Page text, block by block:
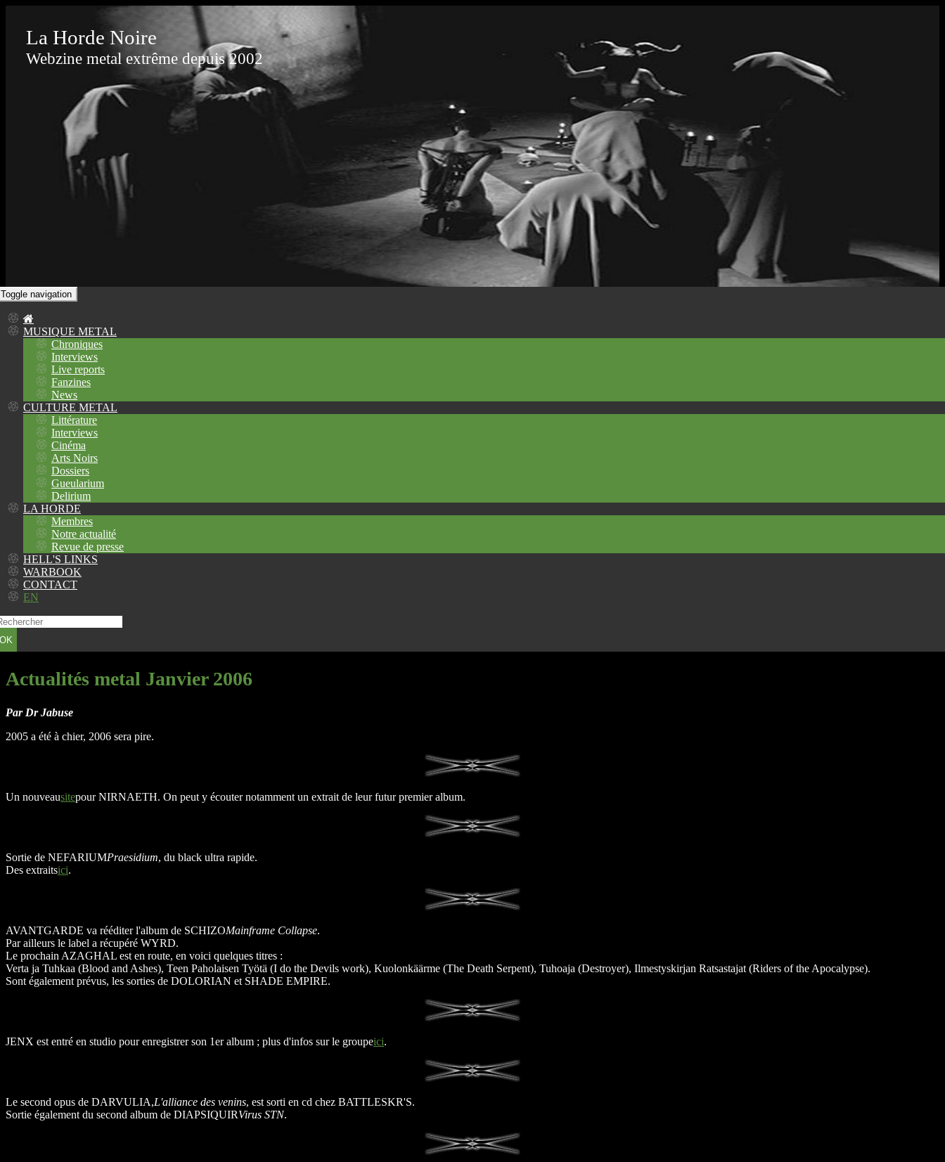
La Horde Noire
Webzine metal extrême depuis 2002
Toggle navigation
MUSIQUE METAL
Chroniques
Interviews
Live reports
Fanzines
News
CULTURE METAL
Littérature
Interviews
Cinéma
Arts Noirs
Dossiers
Gueularium
Delirium
LA HORDE
Membres
Notre actualité
Revue de presse
HELL'S LINKS
WARBOOK
CONTACT
EN
OK
Actualités metal Janvier 2006
Par Dr Jabuse
2005 a été à chier, 2006 sera pire.
Un nouveausitepour NIRNAETH. On peut y écouter notamment un extrait de leur futur premier album.
Sortie de NEFARIUMPraesidium, du black ultra rapide.
Des extraitsici.
AVANTGARDE va rééditer l'album de SCHIZOMainframe Collapse.
Par ailleurs le label a récupéré WYRD.
Le prochain AZAGHAL est en route, en voici quelques titres :
Verta ja Tuhkaa (Blood and Ashes), Teen Paholaisen Työtä (I do the Devils work), Kuolonkäärme (The Death Serpent), Tuhoaja (Destroyer), Ilmestyskirjan Ratsastajat (Riders of the Apocalypse).
Sont également prévus, les sorties de DOLORIAN et SHADE EMPIRE.
JENX est entré en studio pour enregistrer son 1er album ; plus d'infos sur le groupeici.
Le second opus de DARVULIA,L'alliance des venins, est sorti en cd chez BATTLESKR'S.
Sortie également du second album de DIAPSIQUIRVirus STN.